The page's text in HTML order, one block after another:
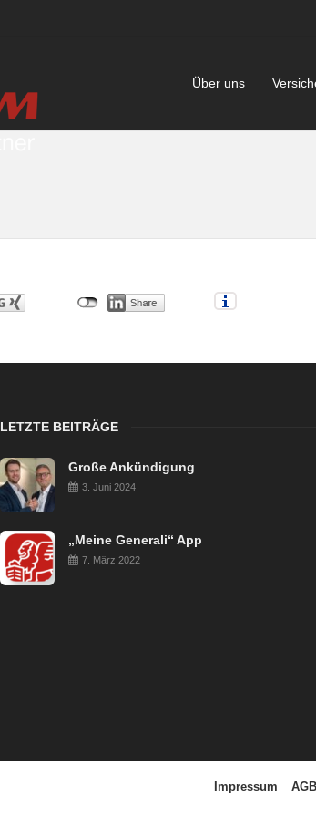
Über uns
LETZTE BEITRÄGE
Große Ankündigung
3. Juni 2024
„Meine Generali“ App
7. März 2022
Impressum AGB